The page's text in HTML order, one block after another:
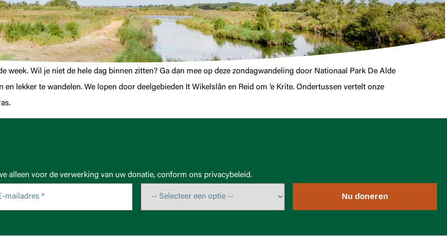
week. Wil je niet de hele dag binnen zitten? Ga dan mee op deze zondagwandeling door Nationaal Park De Alde
en lekker te wandelen. We lopen door deelgebieden It Wikelslân en Reid om ‘e Krite. Ondertussen vertelt onze
alleen voor de verwerking van uw donatie, conform ons privacybeleid.
Nu doneren